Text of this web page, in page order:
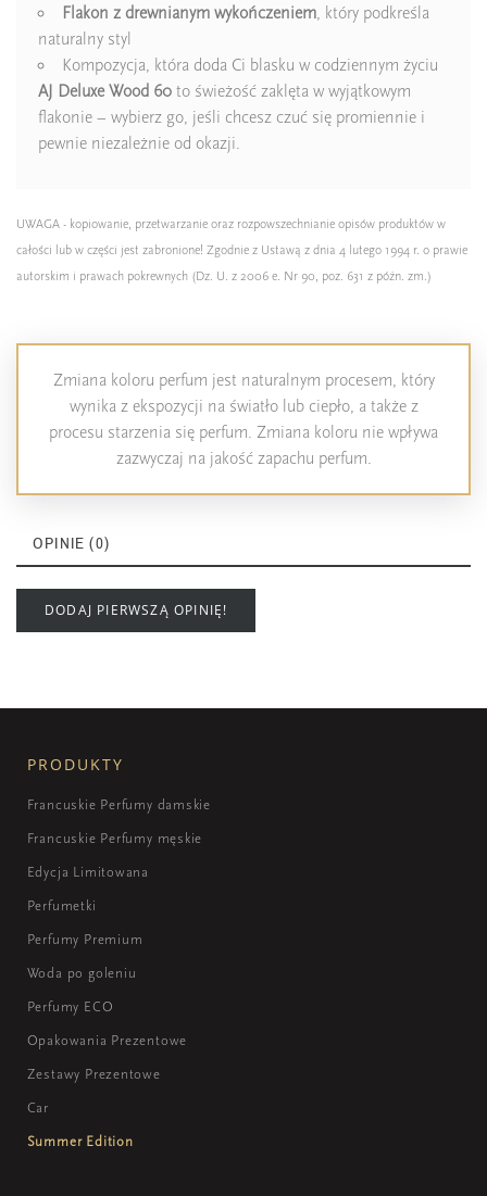
Flakon z drewnianym wykończeniem, który podkreśla
naturalny styl
Kompozycja, która doda Ci blasku w codziennym życiu
AJ Deluxe Wood 60 to świeżość zaklęta w wyjątkowym
flakonie – wybierz go, jeśli chcesz czuć się promiennie i
pewnie niezależnie od okazji.
UWAGA - kopiowanie, przetwarzanie oraz rozpowszechnianie opisów produktów w
całości lub w części jest zabronione! Zgodnie z Ustawą z dnia 4 lutego 1994 r. o prawie
autorskim i prawach pokrewnych (Dz. U. z 2006 e. Nr 90, poz. 631 z późn. zm.)
Zmiana koloru perfum jest naturalnym procesem, który
wynika z ekspozycji na światło lub ciepło, a także z
procesu starzenia się perfum. Zmiana koloru nie wpływa
zazwyczaj na jakość zapachu perfum.
OPINIE (0)
DODAJ PIERWSZĄ OPINIĘ!
PRODUKTY
Francuskie Perfumy damskie
Francuskie Perfumy męskie
Edycja Limitowana
Perfumetki
Perfumy Premium
Woda po goleniu
Perfumy ECO
Opakowania Prezentowe
Zestawy Prezentowe
Car
Summer Edition